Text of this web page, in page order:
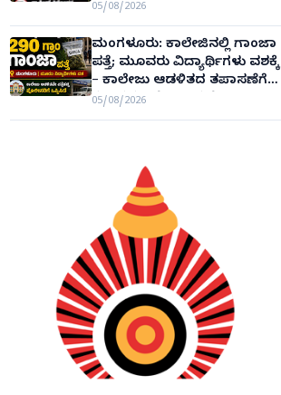
05/08/2026
ಮಂಗಳೂರು: ಕಾಲೇಜಿನಲ್ಲಿ ಗಾಂಜಾ
ಪತ್ತೆ; ಮೂವರು ವಿದ್ಯಾರ್ಥಿಗಳು ವಶಕ್ಕೆ
– ಕಾಲೇಜು ಆಡಳಿತದ ತಪಾಸಣೆಗೆ
ಕಮಿಷನರ್ ರೆಡ್ಡಿ ಶ್ಲಾಘನೆ!
05/08/2026